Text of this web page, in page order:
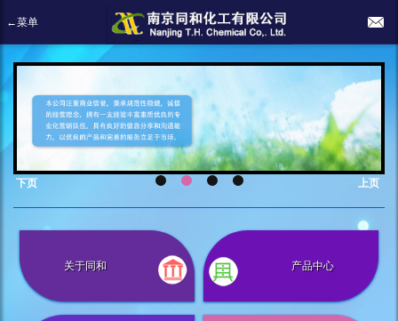
←菜单
上页
下页
关于同和 产品中心